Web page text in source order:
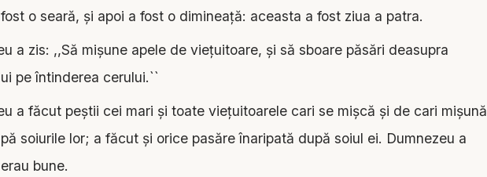
o seară, şi apoi a fost o dimineaţă: aceasta a fost ziua a patra.
a zis: ,,Să mişune apele de vieţuitoare, şi să sboare păsări deasupra
pe întinderea cerului.``
a făcut peştii cei mari şi toate vieţuitoarele cari se mişcă şi de cari mişună
soiurile lor; a făcut şi orice pasăre înaripată după soiul ei. Dumnezeu a
bune.